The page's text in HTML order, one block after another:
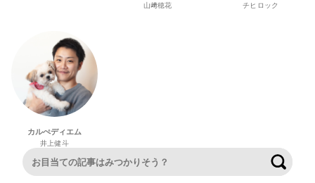
山﨑穂花 チヒロック
カルぺディエム
井上健斗